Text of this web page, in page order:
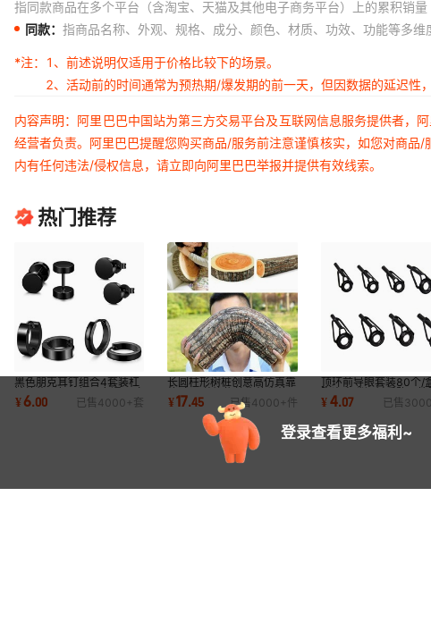
指同款商品在多个平台（含淘宝、天猫及其他电子商务平台）上的累积销量
同款： 指商品名称、外观、规格、成分、颜色、材质、功效、功能等多
*注：
1、前述说明仅适用于价格比较下的场景。
2、活动前的时间通常为预热期/爆发期的前一天，但因数据的延迟性
内容声明：阿里巴巴中国站为第三方交易平台及互联网信息服务提供者，
经营者负责。阿里巴巴提醒您购买商品/服务前注意谨慎核实，如您对商
内有任何违法/侵权信息，请立即向阿里巴巴举报并提供有效线索。
热门推荐
黑色朋克耳钉组合4套装杠
铃简约几何耳钉男女通用嘻
哈圆圈耳钉
¥6.00 已售 4000+ 套
长圆柱形树桩创意高仿真靠
垫 家居装饰抱枕靠垫坐垫
¥17.45 已售 4000+ 件
顶环前导眼套装80个/
陶瓷高碳钢材质路亚竿
跨境
¥4.07 已售
登录查看更多福利~